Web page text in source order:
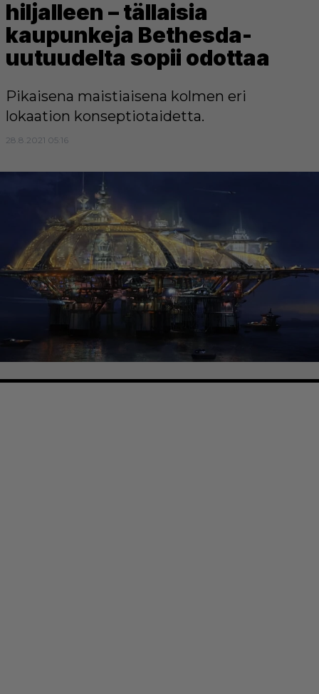
hiljalleen – tällaisia
kaupunkeja Bethesda-
uutuudelta sopii odottaa
Pikaisena maistiaisena kolmen eri
lokaation konseptiotaidetta.
28.8.2021 05:16